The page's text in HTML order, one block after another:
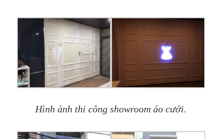
Hình ảnh thi công showroom áo cưới.